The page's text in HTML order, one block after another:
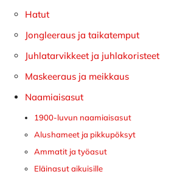
Hatut
Jongleeraus ja taikatemput
Juhlatarvikkeet ja juhlakoristeet
Maskeeraus ja meikkaus
Naamiaisasut
1900-luvun naamiaisasut
Alushameet ja pikkupöksyt
Ammatit ja työasut
Eläinasut aikuisille